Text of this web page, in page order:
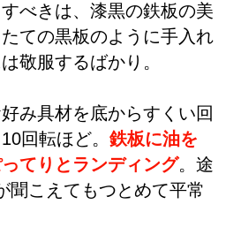
べきは、漆黒の鉄板の美
ての黒板のように手入れ
敬服するばかり。
み具材を底からすくい回
回転ほど。 鉄板に油を
てりとランディング。途
聞こえてもつとめて平常